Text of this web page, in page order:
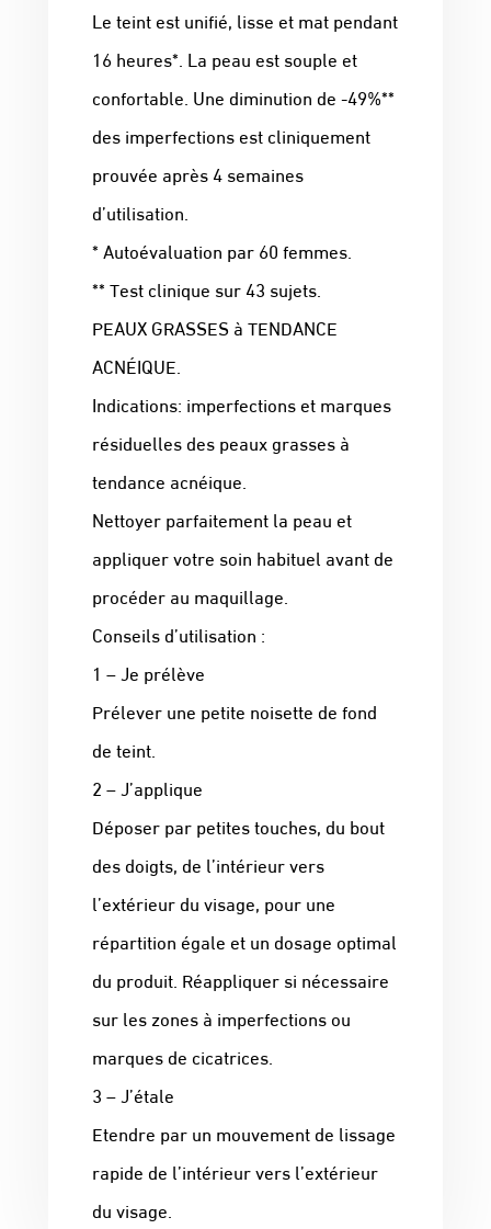
Le teint est unifié, lisse et mat pendant
16 heures*. La peau est souple et
confortable. Une diminution de -49%**
des imperfections est cliniquement
prouvée après 4 semaines
d’utilisation.
* Autoévaluation par 60 femmes.
** Test clinique sur 43 sujets.
PEAUX GRASSES à TENDANCE
ACNÉIQUE.
Indications: imperfections et marques
résiduelles des peaux grasses à
tendance acnéique.
Nettoyer parfaitement la peau et
appliquer votre soin habituel avant de
procéder au maquillage.
Conseils d’utilisation :
1 – Je prélève
Prélever une petite noisette de fond
de teint.
2 – J’applique
Déposer par petites touches, du bout
des doigts, de l’intérieur vers
l’extérieur du visage, pour une
répartition égale et un dosage optimal
du produit. Réappliquer si nécessaire
sur les zones à imperfections ou
marques de cicatrices.
3 – J’étale
Etendre par un mouvement de lissage
rapide de l’intérieur vers l’extérieur
du visage.